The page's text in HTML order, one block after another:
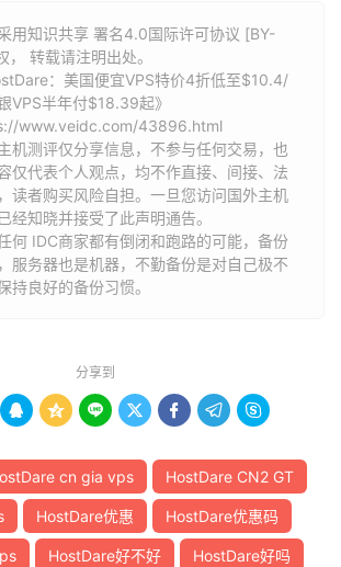
用知识共享 署名4.0国际许可协议 [BY-
转载请注明出处。
：美国便宜VPS特价4折低至$10.4/
VPS半年付$18.39起》
www.veidc.com/43896.html
机测评仅分享信息，不参与任何交易，也
仅代表个人观点，均不作直接、间接、法
读者购买风险自担。一旦您访问国外主机
经知晓并接受了此声明通告。
何 IDC商家都有倒闭和跑路的可能，备份
服务器也是机器，不勤备份是对自己极不
持良好的备份习惯。
分享到
      
cn gia vps HostDare CN2 GT
HostDare优惠 HostDare优惠码
HostDare好不好 HostDare好吗